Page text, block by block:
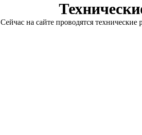
Сейчас на сайте проводятся